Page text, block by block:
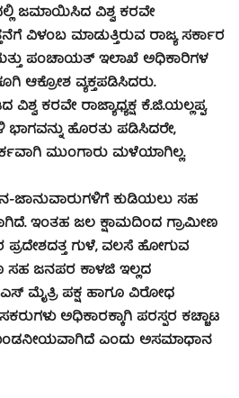
ಜಮಾಯಿಸಿದ ವಿಶ್ವ ಕರವೇ
ವಿಳಂಬ ಮಾಡುತ್ತಿರುವ ರಾಜ್ಯ ಸರ್ಕಾರ
ಪಂಚಾಯತ್ ಇಲಾಖೆ ಅಧಿಕಾರಿಗಳ
ಆಕ್ರೋಶ ವ್ಯಕ್ತಪಡಿಸಿದರು.
ಕರವೇ ರಾಜ್ಯಾಧ್ಯಕ್ಷ ಕೆ.ಜಿ.ಯಲ್ಲಪ್ಪ,
ಹೊರತು ಪಡಿಸಿದರೇ,
ಮುಂಗಾರು ಮಳೆಯಾಗಿಲ್ಲ.
ಜಾನುವಾರುಗಳಿಗೆ ಕುಡಿಯಲು ಸಹ
ಇಂತಹ ಜಲ ಕ್ಷಾಮದಿಂದ ಗ್ರಾಮೀಣ
ಪ್ರದೇಶದತ್ತ ಗುಳೆ, ವಲಸೆ ಹೋಗುವ
ಸಹ ಜನಪರ ಕಾಳಜಿ ಇಲ್ಲದ
ಮೈತ್ರಿ ಪಕ್ಷ ಹಾಗೂ ವಿರೋಧ
ಅಧಿಕಾರಕ್ಕಾಗಿ ಪರಸ್ಪರ ಕಚ್ಚಾಟ
ಖಂಡನೀಯವಾಗಿದೆ ಎಂದು ಅಸಮಾಧಾನ